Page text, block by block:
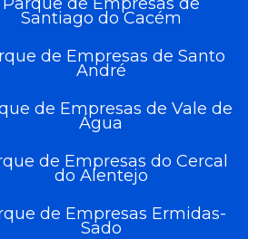
Santiago do Cacém
de Empresas de Santo
André
de Empresas de Vale de
Água
de Empresas do Cercal
do Alentejo
de Empresas Ermidas-
Sado